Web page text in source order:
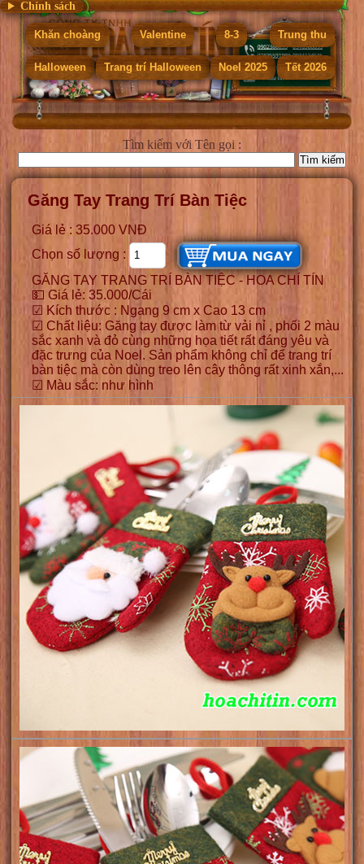
Chính sách
Khăn choàng Valentine 8-3 Trung thu
Halloween Trang trí Halloween Noel 2025 Tết 2026
Tìm kiếm với Tên gọi :
Găng Tay Trang Trí Bàn Tiệc
Giá lẻ : 35.000 VNĐ
Chọn số lượng :
GĂNG TAY TRANG TRÍ BÀN TIỆC - HOA CHÍ TÍN
💵 Giá lẻ: 35.000/Cái
☑ Kích thước : Ngang 9 cm x Cao 13 cm
☑ Chất liệu: Găng tay được làm từ vải nỉ , phối 2 màu
sắc xanh và đỏ cùng những họa tiết rất đáng yêu và
đặc trưng của Noel. Sản phẩm không chỉ để trang trí
bàn tiệc mà còn dùng treo lên cây thông rất xinh xắn,...
☑ Màu sắc: như hình